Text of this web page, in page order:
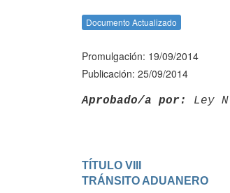
Documento Actualizado
Promulgación: 19/09/2014
Publicación: 25/09/2014
Aprobado/a por: Ley
TÍTULO VIII
TRÁNSITO ADUANERO